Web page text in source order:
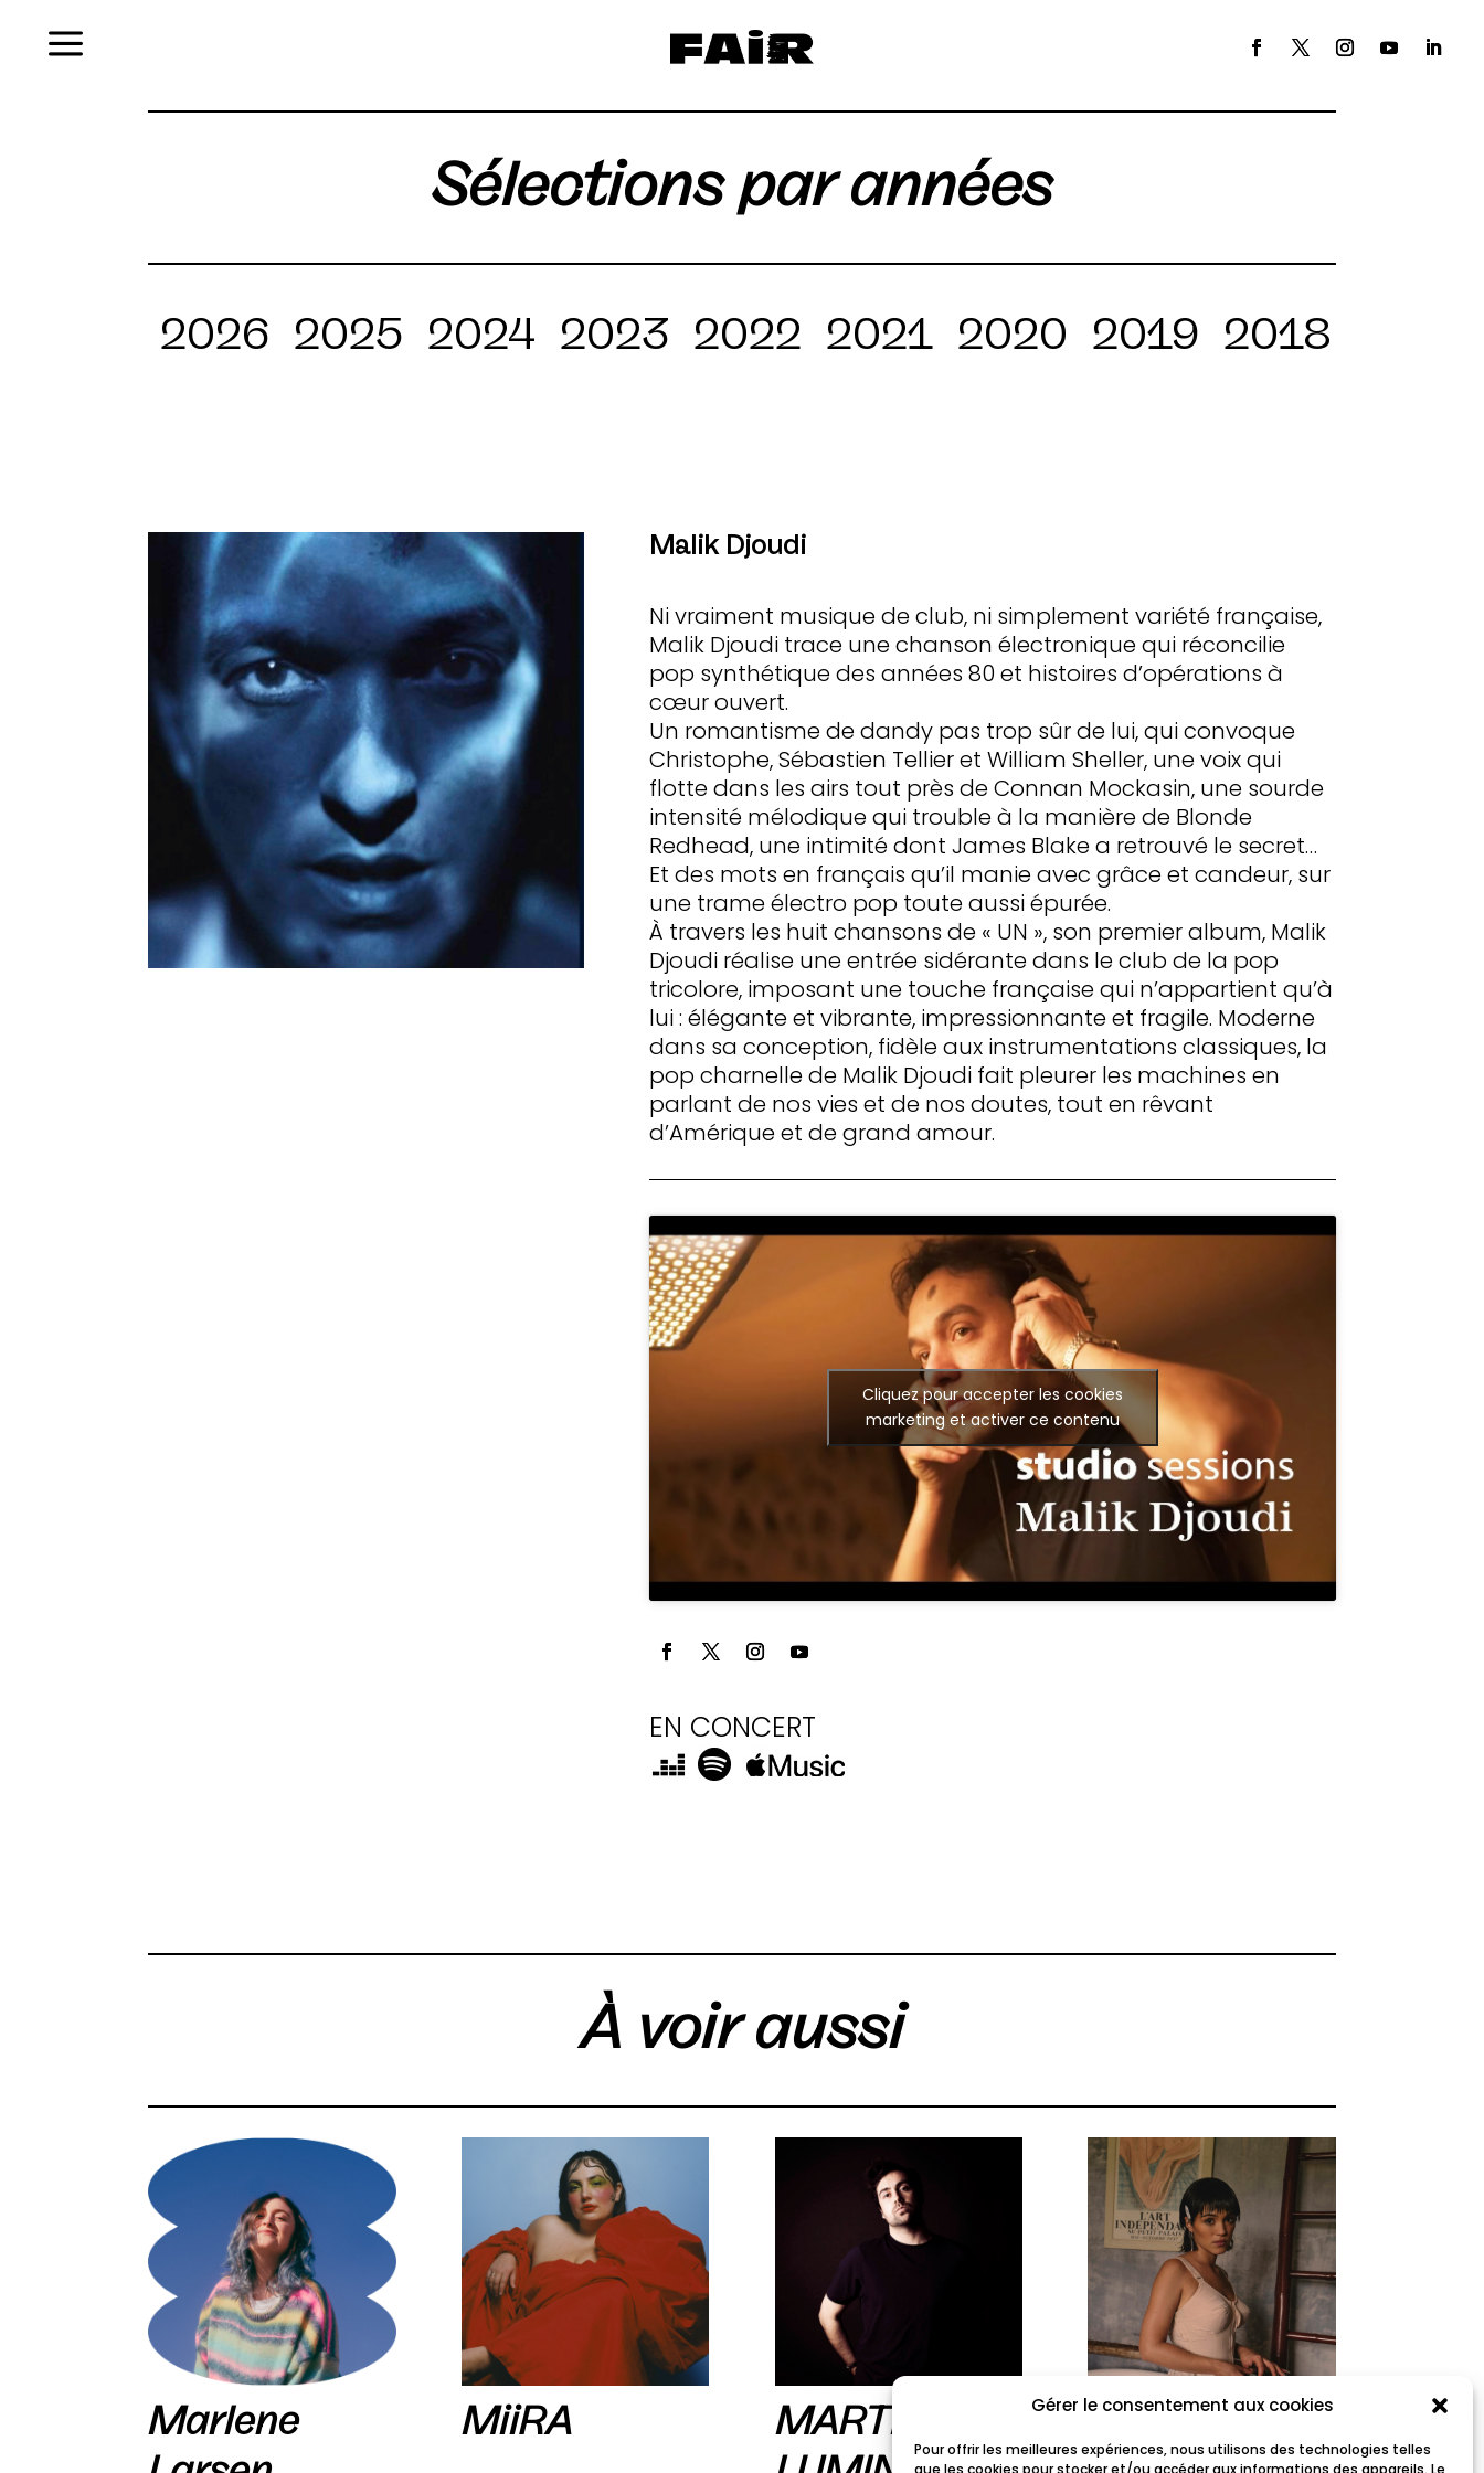
Gérer le consentement aux cookies
Pour offrir les meilleures expériences, nous utilisons des technologies telles
que les cookies pour stocker et/ou accéder aux informations des appareils. Le
Sélections par années
2026 2025 2024 2023 2022 2021 2020 2019 2018
Malik Djoudi
Ni vraiment musique de club, ni simplement variété française,
Malik Djoudi trace une chanson électronique qui réconcilie
pop synthétique des années 80 et histoires d’opérations à
cœur ouvert.
Un romantisme de dandy pas trop sûr de lui, qui convoque
Christophe, Sébastien Tellier et William Sheller, une voix qui
flotte dans les airs tout près de Connan Mockasin, une sourde
intensité mélodique qui trouble à la manière de Blonde
Redhead, une intimité dont James Blake a retrouvé le secret…
Et des mots en français qu’il manie avec grâce et candeur, sur
une trame électro pop toute aussi épurée.
À travers les huit chansons de « UN », son premier album, Malik
Djoudi réalise une entrée sidérante dans le club de la pop
tricolore, imposant une touche française qui n’appartient qu’à
lui : élégante et vibrante, impressionnante et fragile. Moderne
dans sa conception, fidèle aux instrumentations classiques, la
pop charnelle de Malik Djoudi fait pleurer les machines en
parlant de nos vies et de nos doutes, tout en rêvant
d’Amérique et de grand amour.
Cliquez pour accepter les cookies
marketing et activer ce contenu
EN CONCERT
À voir aussi
Marlene
MiiRA
MARTIN
MYRA